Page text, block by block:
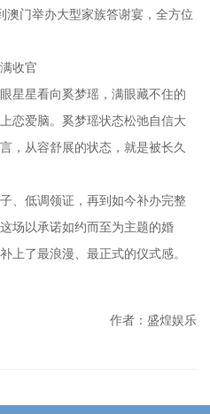
澳门举办大型家族答谢宴，全方位
收官
星星看向奚梦瑶，满眼藏不住的
恋爱脑。奚梦瑶状态松弛自信大
，从容舒展的状态，就是被长久
、低调领证，再到如今补办完整
场以承诺如约而至为主题的婚
上了最浪漫、最正式的仪式感。
作者：盛煌娱乐